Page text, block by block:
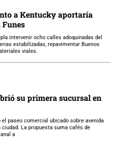
a Kentucky aportaría
Funes
intervenir ocho calles adoquinadas del
estabilizadas, repavimentar Buenos
viales.
su primera sucursal en
paseo comercial ubicado sobre avenida
La propuesta suma cafés de
a